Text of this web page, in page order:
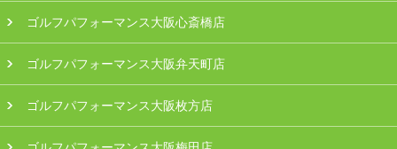
ゴルフパフォーマンス大阪心斎橋店
ゴルフパフォーマンス大阪弁天町店
ゴルフパフォーマンス大阪枚方店